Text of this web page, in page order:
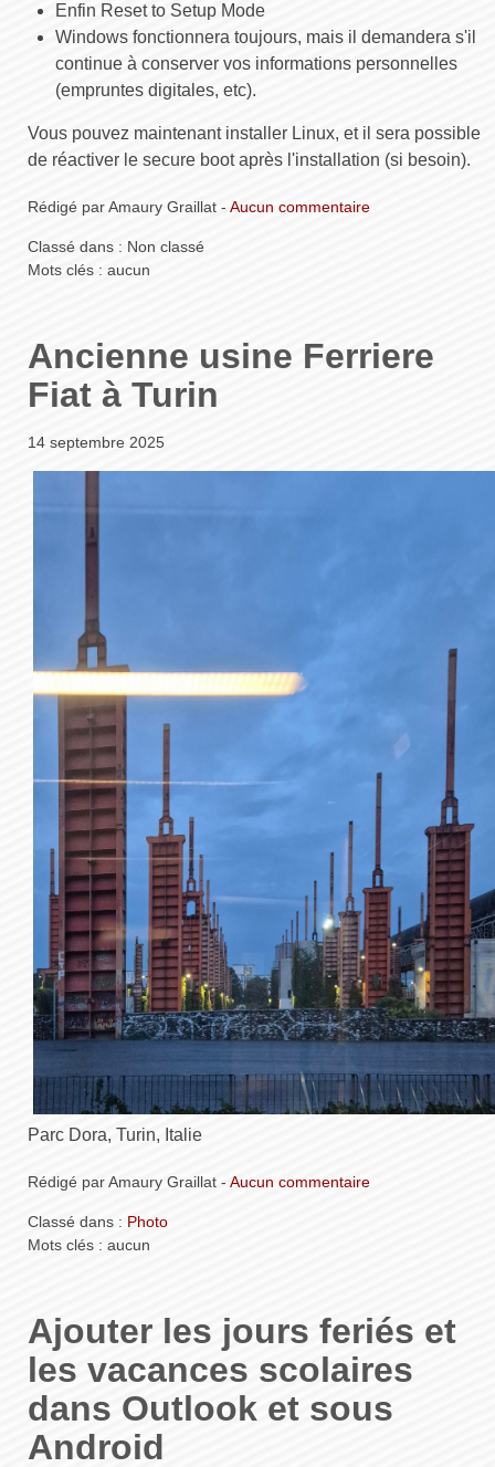
Enfin Reset to Setup Mode
Windows fonctionnera toujours, mais il demandera s'il
continue à conserver vos informations personnelles
(empruntes digitales, etc).
Vous pouvez maintenant installer Linux, et il sera possible
de réactiver le secure boot après l'installation (si besoin).
Rédigé par Amaury Graillat - Aucun commentaire
Classé dans : Non classé
Mots clés : aucun
Ancienne usine Ferriere
Fiat à Turin
14 septembre 2025
Parc Dora, Turin, Italie
Rédigé par Amaury Graillat - Aucun commentaire
Classé dans : Photo
Mots clés : aucun
Ajouter les jours feriés et
les vacances scolaires
dans Outlook et sous
Android